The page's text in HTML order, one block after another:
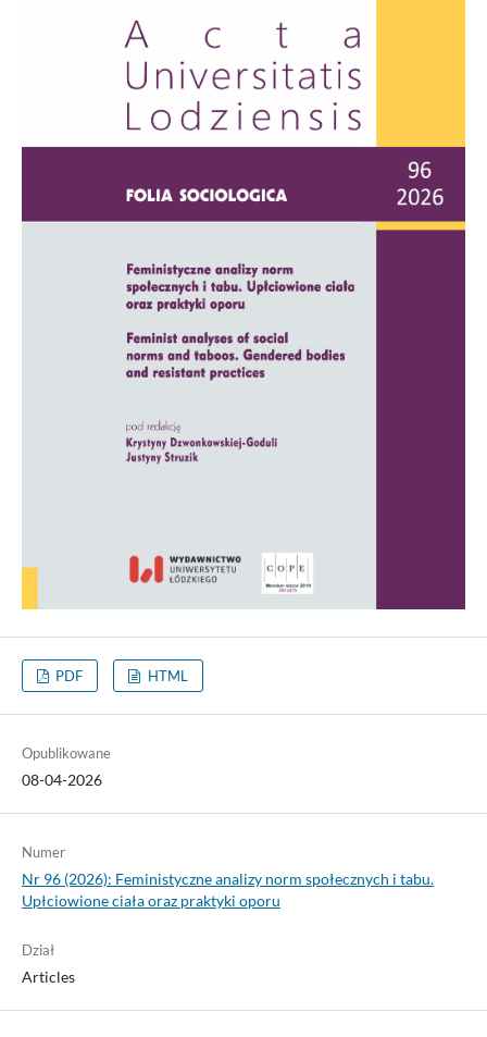
PDF HTML
Opublikowane
08-04-2026
Numer
Nr 96 (2026): Feministyczne analizy norm społecznych i tabu.
Upłciowione ciała oraz praktyki oporu
Dział
Articles